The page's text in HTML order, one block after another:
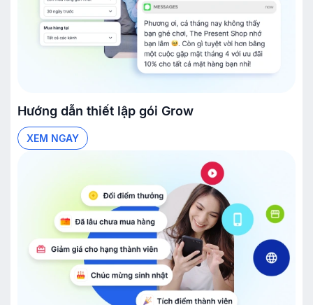
Hướng dẫn thiết lập gói Grow
XEM NGAY